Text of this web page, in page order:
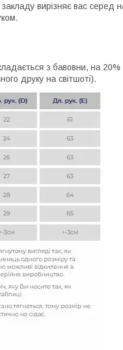
вирізняє вас серед
з бавовни, на 20%
друку на світшоті).